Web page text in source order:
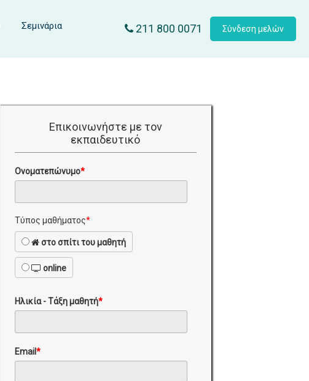
Σεμινάρια 211 800 0071 Σύνδεση μελών
Επικοινωνήστε με τον
εκπαιδευτικό
Ονοματεπώνυμο*
Τύπος μαθήματος*
στο σπίτι του μαθητή
online
Ηλικία - Τάξη μαθητή*
Email*